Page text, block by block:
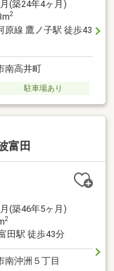
(築24年4ヶ月)
2
原線 鷹ノ子駅 徒歩43
南高井町
駐車場あり
富田
(築46年5ヶ月)
2
田駅 徒歩43分
南沖洲５丁目